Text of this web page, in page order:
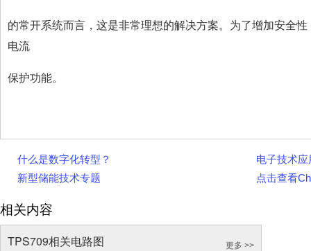
的常开系统而言，这是非常理想的解决方案。为了增加安全
电流
保护功能。
什么是数字化转型？
电子技术
新型储能技术专题
点击查看
相关内容
TPS709相关电路图 更多 >>